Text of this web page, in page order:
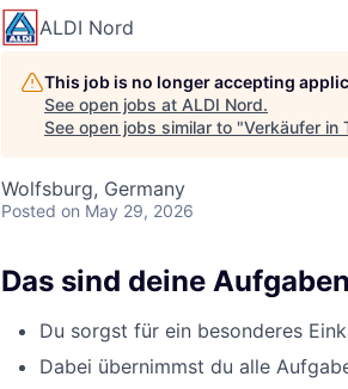
ALDI Nord
This job is no longer accepting
See open jobs at ALDI Nord.
See open jobs similar to "Verkäufer in
Wolfsburg, Germany
Posted on May 29, 2026
Das sind deine Aufgaben
Du sorgst für ein besonderes
Dabei übernimmst du alle